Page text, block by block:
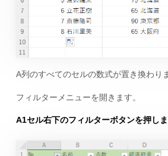
A列のすべてのセルの数式が置き換わり
フィルターメニューを開きます。
A1セル右下のフィルターボタンを押しま